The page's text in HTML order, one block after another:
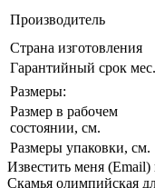
Производитель
Страна изготовления
Гарантийный срок мес.
Размеры:
Размер в рабочем
состоянии, см.
Размеры упаковки, см.
Известить меня
Скамья олимпийская